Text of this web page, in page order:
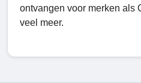
ontvangen voor merken als
veel meer.